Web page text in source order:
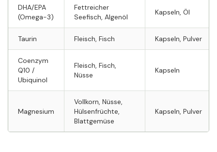
DHA/EPA
(Omega-3)
Fettreicher
Seefisch, Algenöl
Kapseln, Öl
Taurin Fleisch, Fisch Kapseln, Pulver
Coenzym
Q10 /
Ubiquinol
Fleisch, Fisch,
Nüsse
Kapseln
Magnesium
Vollkorn, Nüsse,
Hülsenfrüchte,
Blattgemüse
Kapseln, Pulver